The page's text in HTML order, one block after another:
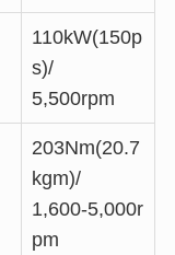
110kW(150p
s)/
5,500rpm
203Nm(20.7
kgm)/
1,600-5,000r
pm